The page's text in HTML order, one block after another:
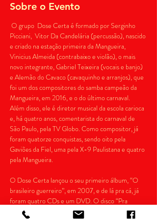
Sobre o Evento
O grupo  Dose Certa é formado por Serginho
Picciani,  Vitor Da Candelária (percussão), nascido
e criado na estação primeira da Mangueira,
Vinicius Almeida (contrabaixo e violão), o mais
novo integrante, Gabriel Teixeira (vocais e banjo)
e Alemão do Cavaco (cavaquinho e arranjos), que
foi um dos compositores do samba campeão da
Mangueira, em 2016, e o do último carnaval.
Além disso, ele é diretor musical da escola carioca
e, há quatro anos, comentarista do carnaval de
São Paulo, pela TV Globo. Como compositor, já
foram quatorze conquistas, sendo oito pela
Gaviões da Fiel, uma pela X-9 Paulistana e quatro
O Dose Certa lançou o seu primeiro álbum, “O
brasileiro guerreiro”, em 2007, e de lá pra cá, já
foram quatro CDs e um DVD. O disco “Pra
Sempre Samba” (2012), contou com as presenças